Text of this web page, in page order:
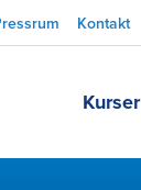
Kontakt
Kurser